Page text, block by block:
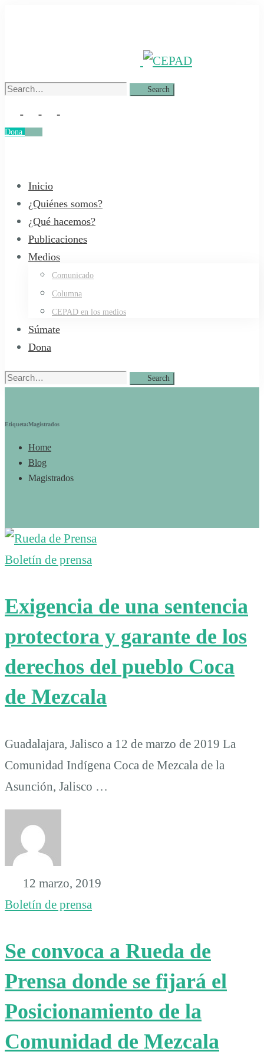
Search
Search
Dona
Inicio
¿Quiénes somos?
¿Qué hacemos?
Publicaciones
Medios
Comunicado
Columna
CEPAD en los medios
Súmate
Dona
Search
Search
Etiqueta:Magistrados
Home
Blog
Magistrados
Boletín de prensa
Exigencia de una sentencia
protectora y garante de los
derechos del pueblo Coca
de Mezcala
Guadalajara, Jalisco a 12 de marzo de 2019 La
Comunidad Indígena Coca de Mezcala de la
Asunción, Jalisco …
12 marzo, 2019
Boletín de prensa
Se convoca a Rueda de
Prensa donde se fijará el
Posicionamiento de la
Comunidad de Mezcala